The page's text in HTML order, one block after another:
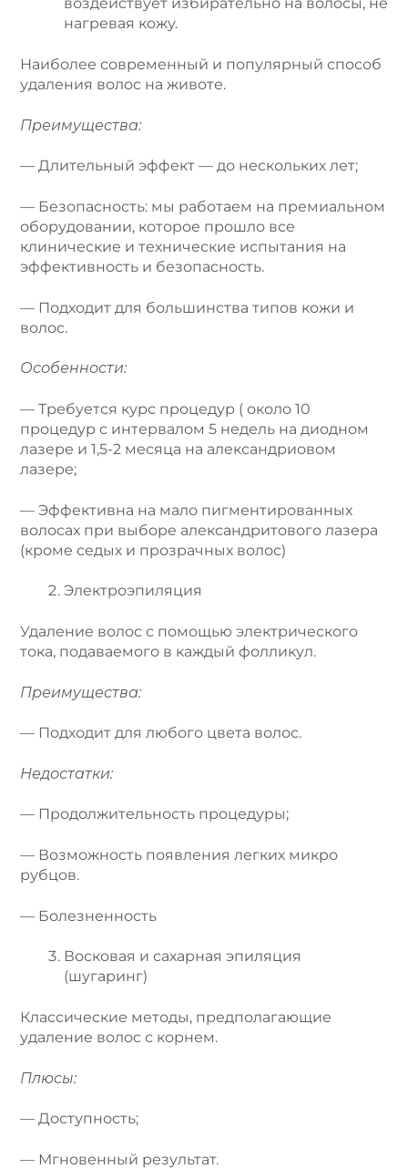
воздействует избирательно на волосы, не
нагревая кожу.
Наиболее современный и популярный способ
удаления волос на животе.
Преимущества:
— Длительный эффект — до нескольких лет;
— Безопасность: мы работаем на премиальном
оборудовании, которое прошло все
клинические и технические испытания на
эффективность и безопасность.
— Подходит для большинства типов кожи и
волос.
Особенности:
— Требуется курс процедур ( около 10
процедур с интервалом 5 недель на диодном
лазере и 1,5-2 месяца на александриовом
лазере;
— Эффективна на мало пигментированных
волосах при выборе александритового лазера
(кроме седых и прозрачных волос)
Электроэпиляция
Удаление волос с помощью электрического
тока, подаваемого в каждый фолликул.
Преимущества:
— Подходит для любого цвета волос.
Недостатки:
— Продолжительность процедуры;
— Возможность появления легких микро
рубцов.
— Болезненность
Восковая и сахарная эпиляция
(шугаринг)
Классические методы, предполагающие
удаление волос с корнем.
Плюсы:
— Доступность;
— Мгновенный результат.